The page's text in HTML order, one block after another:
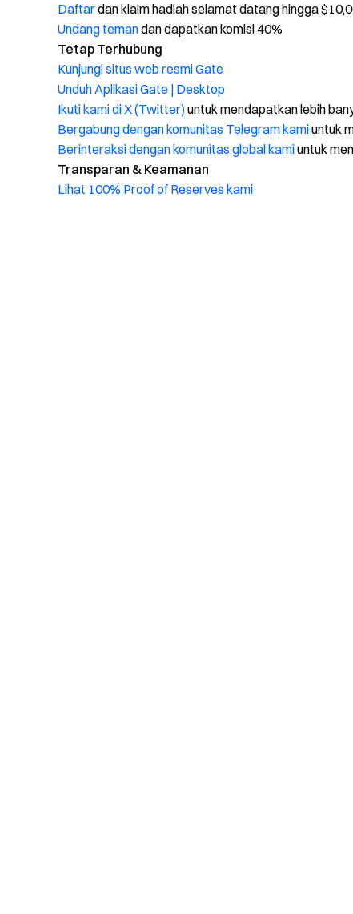
Daftardan klaim hadiah selamat datang hingga
Undang temandan dapatkan komisi 40%
Tetap Terhubung
Kunjungi situs web resmi Gate
Unduh Aplikasi Gate | Desktop
Ikuti kami di X (Twitter)untuk mendapatkan lebih
Bergabung dengan komunitas Telegram kamiuntuk
Berinteraksi dengan komunitas global kamiuntuk
Transparan & Keamanan
Lihat 100% Proof of Reserves kami